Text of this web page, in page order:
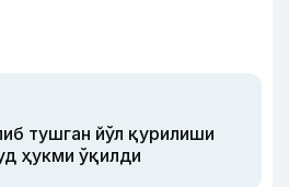
тушган йўл қурилиши
ҳукми ўқилди